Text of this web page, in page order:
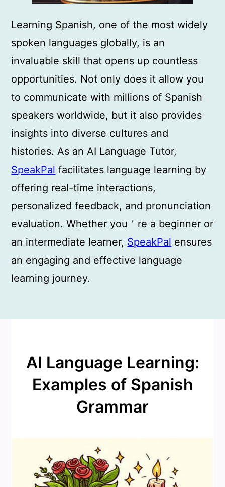
Learning Spanish, one of the most widely
spoken languages globally, is an
invaluable skill that opens up countless
opportunities. Not only does it allow you
to communicate with millions of Spanish
speakers worldwide, but it also provides
insights into diverse cultures and
histories. As an AI Language Tutor,
SpeakPal facilitates language learning by
offering real-time interactions,
personalized feedback, and pronunciation
evaluation. Whether you＇re a beginner or
an intermediate learner, SpeakPal ensures
an engaging and effective language
learning journey.
AI Language Learning:
Examples of Spanish
Grammar